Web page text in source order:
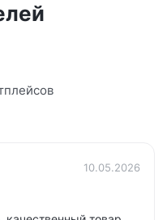
10.05.2026